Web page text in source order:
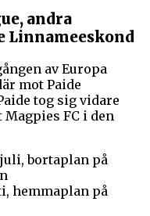
andra
Linnameeskond
av Europa
mot Paide
tog sig vidare
FC i den
bortaplan på
hemmaplan på